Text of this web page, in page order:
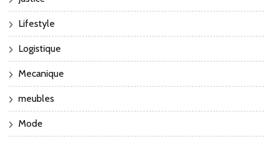
Lifestyle
Logistique
Mecanique
meubles
Mode